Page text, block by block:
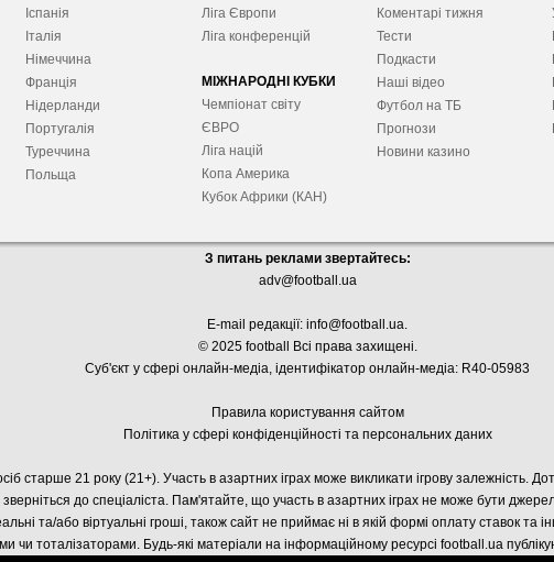
Іспанія
Італія
Німеччина
Франція
Нідерланди
Португалія
Туреччина
Польща
Ліга Європи
Ліга конференцій
МІЖНАРОДНІ КУБКИ
Чемпіонат світу
ЄВРО
Ліга націй
Копа Америка
Кубок Африки (КАН)
Коментарі тижня
Тести
Подкасти
Наші відео
Футбол на ТБ
Прогнози
Новини казино
З питань реклами звертайтесь:
adv@football.ua
E-mail редакції: info@football.ua.
© 2025 football Всі права захищені.
Суб'єкт у сфері онлайн-медіа, ідентифікатор онлайн-медіа: R40-05983
Правила користування сайтом
Політика у сфері конфіденційності та персональних даних
старше 21 року (21+). Участь в азартних іграх може викликати ігрову залежність.
до спеціаліста. Пам'ятайте, що участь в азартних іграх не може бути
та/або віртуальні гроші, також сайт не приймає ні в якій формі оплату ставок та
чи тоталізаторами. Будь-які матеріали на інформаційному ресурсі football.ua